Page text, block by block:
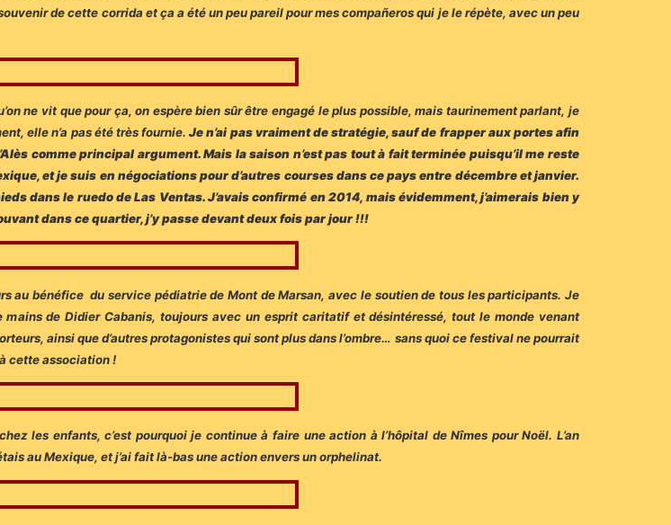
de cette corrida et ça a été un peu pareil pour mes compañeros qui je le répète, avec un peu
ne vit que pour ça, on espère bien sûr être engagé le plus possible, mais taurinement parlant, je
elle n’a pas été très fournie.Je n’ai pas vraiment de stratégie, sauf de frapper aux portes afin
comme principal argument. Mais la saison n’est pas tout à fait terminée puisqu’il me reste
et je suis en négociations pour d’autres courses dans ce pays entre décembre et janvier.
dans le ruedo de Las Ventas. J’avais confirmé en 2014, mais évidemment, j’aimerais bien y
dans ce quartier, j’y passe devant deux fois par jour !!!
au bénéfice du service pédiatrie de Mont de Marsan, avec le soutien de tous les participants. Je
de Didier Cabanis, toujours avec un esprit caritatif et désintéressé, tout le monde venant
ainsi que d’autres protagonistes qui sont plus dans l’ombre… sans quoi ce festival ne pourrait
cette association !
les enfants, c’est pourquoi je continue à faire une action à l’hôpital de Nîmes pour Noël. L’an
au Mexique, et j’ai fait là-bas une action envers un orphelinat.